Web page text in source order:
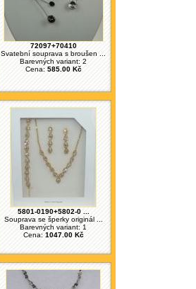
72097+70410
Svatební souprava s broušen ...
Barevných variant: 2
Cena: 585.00 Kč
5801-0190+5802-0 ...
Souprava se šperky originál ...
Barevných variant: 1
Cena: 1047.00 Kč